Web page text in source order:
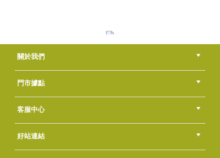
關於我們
公司簡介
品牌故事
最新消息
隱私權聲明
版權聲明
門市據點
總部
北區
中區
南區
東區
海外
客服中心
會員等級
購物流程
訂單查詢
常見問題
海外訂購流程
連絡我們
下載專區
紅利點數
好站連結